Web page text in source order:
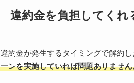
違約金を負担してくれ
違約金が発生するタイミングで解約し
ーンを実施していれば問題ありません